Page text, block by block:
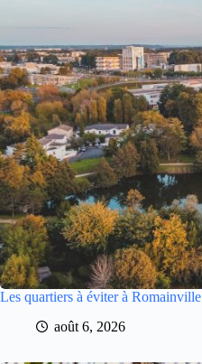
Les quartiers à éviter à Romainville
août 6, 2026